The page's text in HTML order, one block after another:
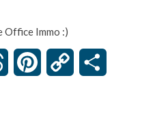
Office Immo :)
Threads Pinterest Copy